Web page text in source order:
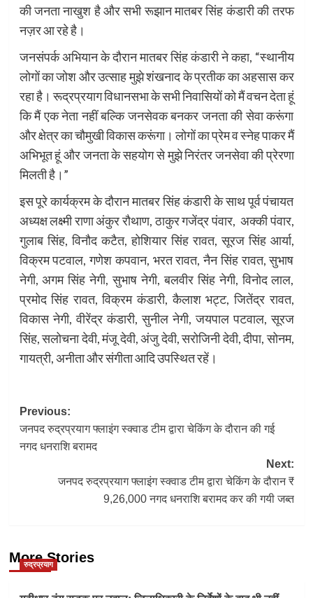
की जनता नाखुश है और सभी रूझान मातबर सिंह कंडारी की तरफ
नज़र आ रहे है।
जनसंपर्क अभियान के दौरान मातबर सिंह कंडारी ने कहा, “स्थानीय
लोगों का जोश और उत्साह मुझे शंखनाद के प्रतीक का अहसास कर
रहा है। रूद्रप्रयाग विधानसभा के सभी निवासियों को मैं वचन देता हूं
कि मैं एक नेता नहीं बल्कि जनसेवक बनकर जनता की सेवा करूंगा
और क्षेत्र का चौमुखी विकास करूंगा। लोगों का प्रेम व स्नेह पाकर मैं
अभिभूत हूं और जनता के सहयोग से मुझे निरंतर जनसेवा की प्रेरणा
मिलती है।”
इस पूरे कार्यक्रम के दौरान मातबर सिंह कंडारी के साथ पूर्व पंचायत
अध्यक्ष लक्ष्मी राणा अंकुर रौथाण, ठाकुर गजेंद्र पंवार, अक्की पंवार,
गुलाब सिंह, विनौद कटैत, होशियार सिंह रावत, सूरज सिंह आर्या,
विक्रम पटवाल, गणेश कपवान, भरत रावत, नैन सिंह रावत, सुभाष
नेगी, अगम सिंह नेगी, सुभाष नेगी, बलवीर सिंह नेगी, विनोद लाल,
प्रमोद सिंह रावत, विक्रम कंडारी, कैलाश भट्ट, जितेंद्र रावत,
विकास नेगी, वीरेंद्र कंडारी, सुनील नेगी, जयपाल पटवाल, सूरज
सिंह, सलोचना देवी, मंजू देवी, अंजु देवी, सरोजिनी देवी, दीपा, सोनम,
गायत्री, अनीता और संगीता आदि उपस्थित रहें।
Post
navigation
Previous:
जनपद रुद्रप्रयाग फ्लाइंग स्क्वाड टीम द्वारा चेकिंग के दौरान की गई
नगद धनराशि बरामद
Next:
जनपद रुद्रप्रयाग फ्लाइंग स्क्वाड टीम द्वारा चेकिंग के दौरान ₹
9,26,000 नगद धनराशि बरामद कर की गयी जब्त
More Stories
रुद्रप्रयाग